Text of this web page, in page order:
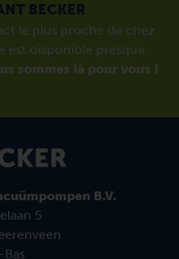
BECKER
le plus proche de chez
est disponible presque
sommes là pour vous !
B.V.
5
Bas